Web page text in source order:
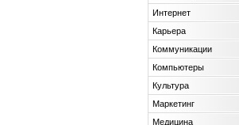
Интернет
Карьера
Коммуникации
Компьютеры
Культура
Маркетинг
Медицина